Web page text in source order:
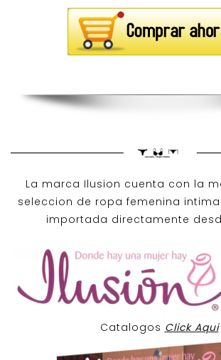
La marca Ilusion cuenta con la
seleccion de ropa femenina
importada directamente
Catalogos Click Aqui